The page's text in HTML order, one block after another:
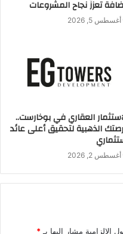
تعزز نجاح المشروعات
أغسطس 5, 2026
العقاري في بوخارست..
الذهبية لتحقيق أعلى عائد
أغسطس 2, 2026
الإلزامية مشار إليها بـ *